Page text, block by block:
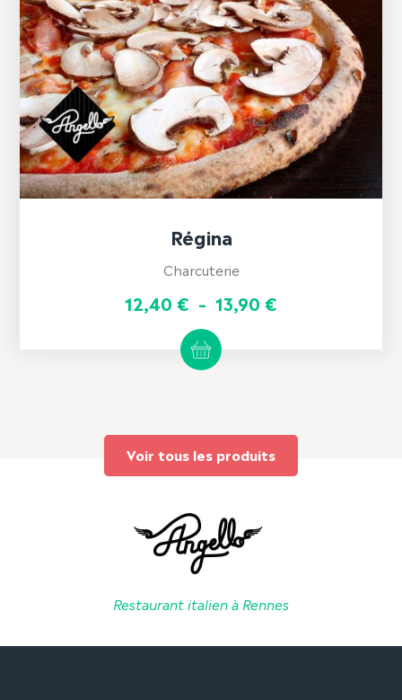
Régina
Charcuterie
12,40 € – 13,90 €
Ce
produit
a
plusieurs
peuvent
choisies
sur
du
produit
Voir tous les produits
Restaurant italien à Rennes